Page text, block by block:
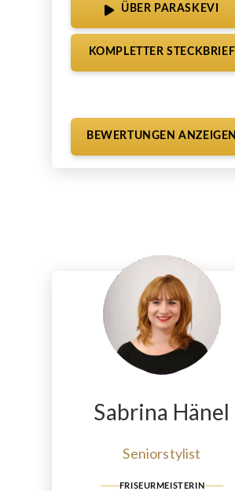
ÜBER PARASKEVI
KOMPLETTER STECKBRIEF
BEWERTUNGEN ANZEIGEN
Sabrina Hänel
Seniorstylist
FRISEURMEISTERIN